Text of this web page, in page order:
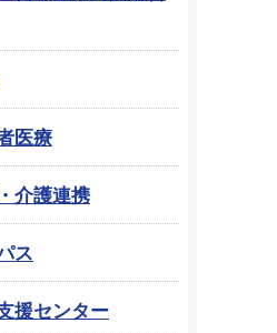
医療
介護連携
ス
援センター